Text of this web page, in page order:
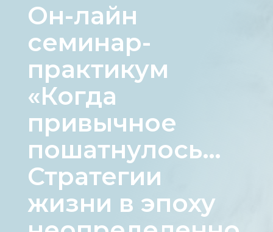
Он-лайн
семинар-
практикум
«Когда
привычное
пошатнулось…
Стратегии
жизни в эпоху